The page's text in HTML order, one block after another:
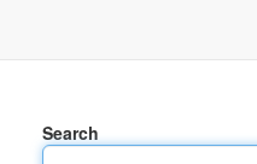
Search